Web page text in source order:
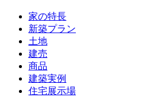
家の特長
新築プラン
土地
建売
商品
建築実例
住宅展示場